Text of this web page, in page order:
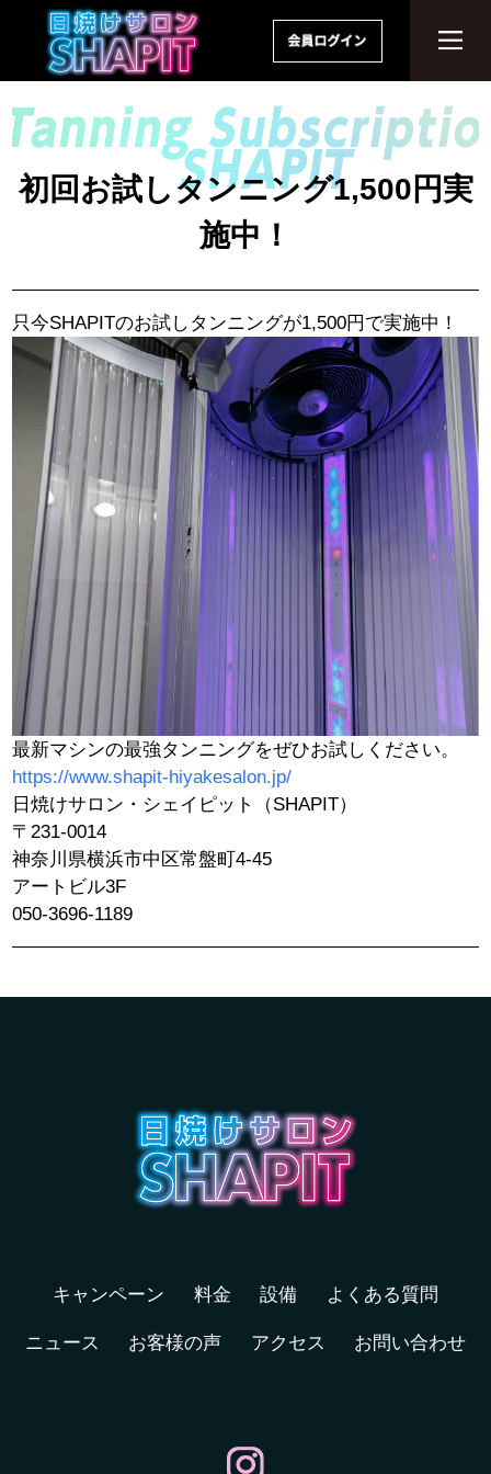
初回お試しタンニング1,500円実
施中！
只今SHAPITのお試しタンニングが1,500円で実施中！
最新マシンの最強タンニングをぜひお試しください。
https://www.shapit-hiyakesalon.jp/
日焼けサロン・シェイピット（SHAPIT）
〒231-0014
神奈川県横浜市中区常盤町4-45
アートビル3F
050-3696-1189
キャンペーン 料金 設備 よくある質問
ニュース お客様の声 アクセス お問い合わせ